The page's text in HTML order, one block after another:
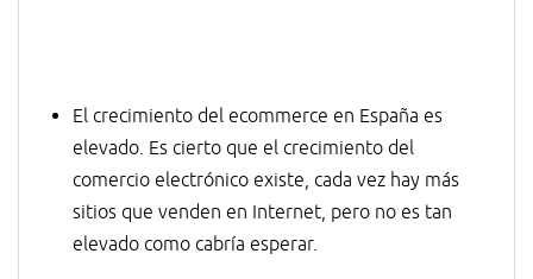
El crecimiento del ecommerce en España es
elevado. Es cierto que el crecimiento del
comercio electrónico existe, cada vez hay más
sitios que venden en Internet, pero no es tan
elevado como cabría esperar.